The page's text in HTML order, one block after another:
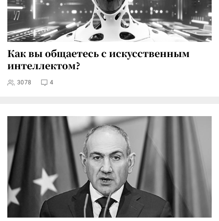
Как вы общаетесь с искусственным
интеллектом?
3078 4